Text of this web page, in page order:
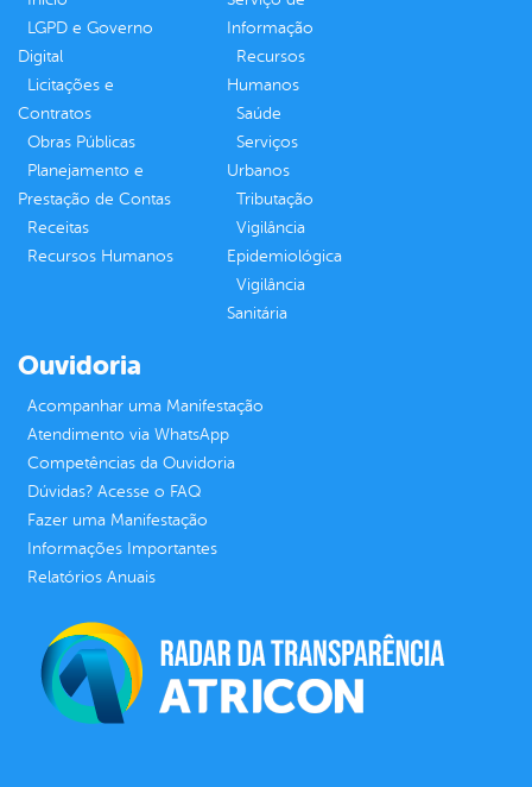
LGPD e Governo
Digital
Licitações e
Contratos
Obras Públicas
Planejamento e
Prestação de Contas
Receitas
Recursos Humanos
Informação
Recursos
Humanos
Saúde
Serviços
Urbanos
Tributação
Vigilância
Epidemiológica
Vigilância
Sanitária
Ouvidoria
Acompanhar uma Manifestação
Atendimento via WhatsApp
Competências da Ouvidoria
Dúvidas? Acesse o FAQ
Fazer uma Manifestação
Informações Importantes
Relatórios Anuais